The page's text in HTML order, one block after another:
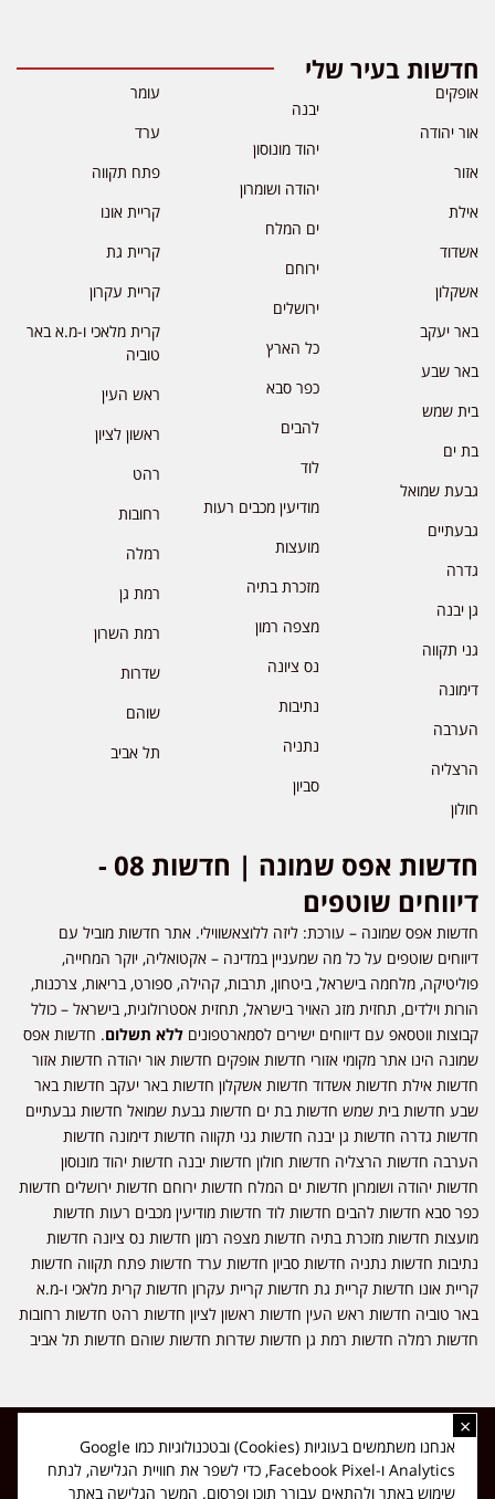
חדשות בעיר שלי
אופקים
אור יהודה
אזור
אילת
אשדוד
אשקלון
באר יעקב
באר שבע
בית שמש
בת ים
גבעת שמואל
גבעתיים
גדרה
גן יבנה
גני תקווה
דימונה
הערבה
הרצליה
חולון
יבנה
יהוד מונוסון
יהודה ושומרון
ים המלח
ירוחם
ירושלים
כל הארץ
כפר סבא
להבים
לוד
מודיעין מכבים רעות
מועצות
מזכרת בתיה
מצפה רמון
נס ציונה
נתיבות
נתניה
סביון
עומר
ערד
פתח תקווה
קריית אונו
קריית גת
קריית עקרון
קרית מלאכי ו-מ.א באר
טוביה
ראש העין
ראשון לציון
רהט
רחובות
רמלה
רמת גן
רמת השרון
שדרות
שוהם
תל אביב
חדשות אפס שמונה | חדשות 08 -
דיווחים שוטפים
חדשות אפס שמונה – עורכת: ליזה ללוצאשווילי. אתר חדשות מוביל עם
דיווחים שוטפים על כל מה שמעניין במדינה – אקטואליה, יוקר המחייה,
פוליטיקה, מלחמה בישראל, ביטחון, תרבות, קהילה, ספורט, בריאות, צרכנות,
הורות וילדים, תחזית מזג האויר בישראל, תחזית אסטרולוגית, בישראל – כולל
קבוצות ווטסאפ עם דיווחים ישירים לסמארטפונים ללא תשלום. חדשות אפס
שמונה הינו אתר מקומי אזורי חדשות אופקים חדשות אור יהודה חדשות אזור
חדשות אילת חדשות אשדוד חדשות אשקלון חדשות באר יעקב חדשות באר
שבע חדשות בית שמש חדשות בת ים חדשות גבעת שמואל חדשות גבעתיים
חדשות גדרה חדשות גן יבנה חדשות גני תקווה חדשות דימונה חדשות
הערבה חדשות הרצליה חדשות חולון חדשות יבנה חדשות יהוד מונוסון
חדשות יהודה ושומרון חדשות ים המלח חדשות ירוחם חדשות ירושלים חדשות
כפר סבא חדשות להבים חדשות לוד חדשות מודיעין מכבים רעות חדשות
מועצות חדשות מזכרת בתיה חדשות מצפה רמון חדשות נס ציונה חדשות
נתיבות חדשות נתניה חדשות סביון חדשות ערד חדשות פתח תקווה חדשות
קריית אונו חדשות קריית גת חדשות קריית עקרון חדשות קרית מלאכי ו-מ.א
באר טוביה חדשות ראש העין חדשות ראשון לציון חדשות רהט חדשות רחובות
חדשות רמלה חדשות רמת גן חדשות שדרות חדשות שוהם חדשות תל אביב
כל הזכויות שמורות ל-ליזה ללוצאשווילי - חדשות אפס שמונה - דיווחים בזמן
אמת, נוסד בשנת 2019 | טל' לפרסומים 054-9759222 מייל מערכת
news08.net@gmail.com
×
אנחנו משתמשים בעוגיות (Cookies) ובטכנולוגיות כמו Google
Analytics ו-Facebook Pixel, כדי לשפר את חוויית הגלישה, לנתח
שימוש באתר ולהתאים עבורך תוכן ופרסום. המשך הגלישה באתר